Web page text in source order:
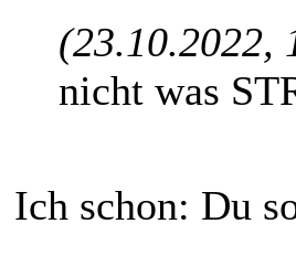
(23.10.2022,
nicht was
Ich schon: Du